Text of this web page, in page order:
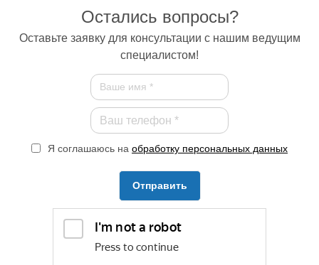
Остались вопросы?
Оставьте заявку для консультации с нашим ведущим
специалистом!
Я соглашаюсь на обработку персональных данных
Отправить